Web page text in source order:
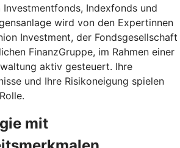
Indexfonds und
wird von den Expertinnen
Investment, der Fondsgesellschaft
FinanzGruppe, im Rahmen einer
aktiv gesteuert. Ihre
und Ihre Risikoneigung spielen
mit